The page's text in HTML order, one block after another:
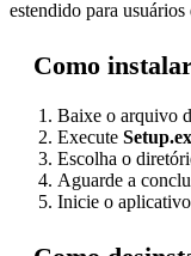
estendido para
Como
Baixe o arquivo
Execute
Escolha o
Aguarde a
Inicie o